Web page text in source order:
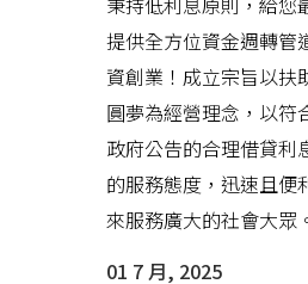
提供全方位資金週轉管
資創業！成立宗旨以扶
圓夢為經營理念，以符
政府公告的合理借貸利
的服務態度，迅速且便
來服務廣大的社會大眾
01 7 月, 2025